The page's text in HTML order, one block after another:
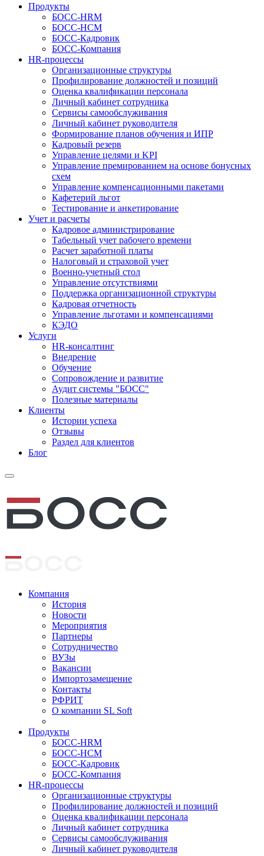
Продукты
БОСС-HRM
БОСС-HCM
БОСС-Кадровик
БОСС-Компания
HR-процессы
Организационные структуры
Профилирование должностей и позиций
Оценка квалификации персонала
Личный кабинет сотрудника
Сервисы самообслуживания
Личный кабинет руководителя
Формирование планов обучения и ИПР
Кадровый резерв
Управление целями и KPI
Управление премированием на основе бонусных
схем
Управление компенсационными пакетами
Кафетерий льгот
Тестирование и анкетирование
Учет и расчеты
Кадровое администрирование
Табельный учет рабочего времени
Расчет заработной платы
Налоговый и страховой учет
Военно-учетный стол
Управление отсутствиями
Поддержка организационной структуры
Кадровая отчетность
Управление льготами и компенсациями
КЭДО
Услуги
HR-консалтинг
Внедрение
Обучение
Сопровождение и развитие
Аудит системы "БОСС"
Полезные материалы
Клиенты
Истории успеха
Отзывы
Раздел для клиентов
Блог
Компания
История
Новости
Мероприятия
Партнеры
Сотрудничество
ВУЗы
Вакансии
Импортозамещение
Контакты
РФРИТ
О компании SL Soft
Продукты
БОСС-HRM
БОСС-HCM
БОСС-Кадровик
БОСС-Компания
HR-процессы
Организационные структуры
Профилирование должностей и позиций
Оценка квалификации персонала
Личный кабинет сотрудника
Сервисы самообслуживания
Личный кабинет руководителя